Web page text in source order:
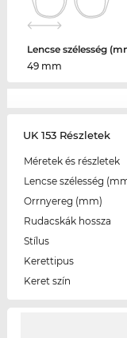
Lencse szélesség
49 mm
UK 153 Részletek
Méretek és részletek
Lencse szélesség
Orrnyereg (mm)
Rudacskák hossza
Stílus
Kerettipus
Keret szín